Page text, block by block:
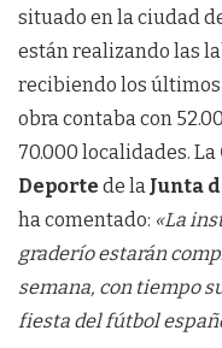
situado en la ciudad
están realizando las
recibiendo los últimos
obra contaba con
70.000 localidades. La
Deporte de la Junta
ha comentado: «La
graderío estarán
semana, con tiempo
fiesta del fútbol